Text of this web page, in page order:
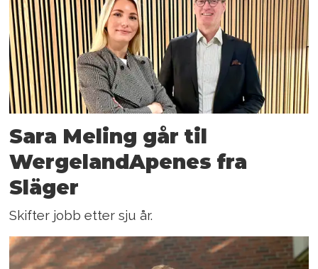
Sara Meling går til
WergelandApenes fra
Släger
Skifter jobb etter sju år.